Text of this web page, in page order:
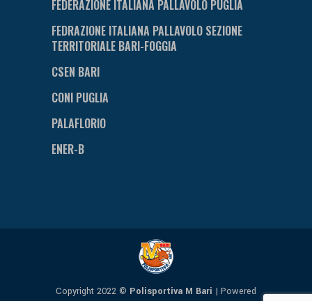
FEDERAZIONE ITALIANA PALLAVOLO PUGLIA
FEDRAZIONE ITALIANA PALLAVOLO SEZIONE
TERRITORIALE BARI-FOGGIA
CSEN BARI
CONI PUGLIA
PALAFLORIO
ENER-B
Copyright 2022 © Polisportiva M Bari | Powered